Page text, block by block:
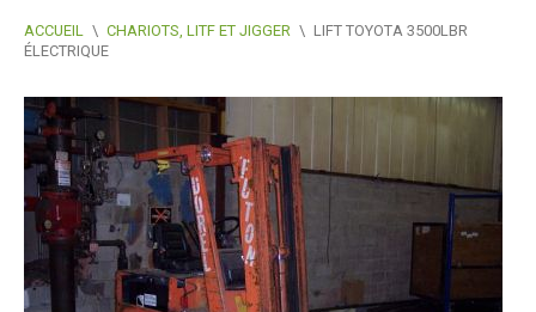
ACCUEIL \ CHARIOTS, LITF ET JIGGER \ LIFT TOYOTA 3500LBR
ÉLECTRIQUE